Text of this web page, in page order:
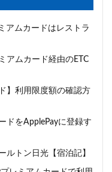
アムカードはレストラ
アムカード経由のETC
】利用限度額の確認方
ドをApplePayに登録す
ルトン日光【宿泊記】